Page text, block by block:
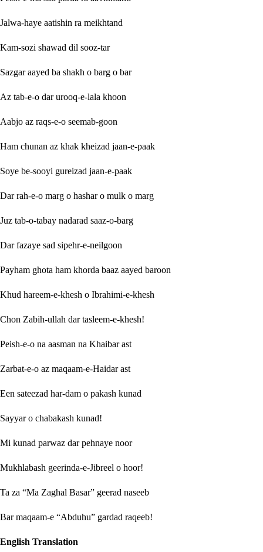
Jalwa-haye aatishin ra meikhtand
Kam-sozi shawad dil sooz-tar
Sazgar aayed ba shakh o barg o bar
Az tab-e-o dar urooq-e-lala khoon
Aabjo az raqs-e-o seemab-goon
Ham chunan az khak kheizad jaan-e-paak
Soye be-sooyi gureizad jaan-e-paak
Dar rah-e-o marg o hashar o mulk o marg
Juz tab-o-tabay nadarad saaz-o-barg
Dar fazaye sad sipehr-e-neilgoon
Payham ghota ham khorda baaz aayed baroon
Khud hareem-e-khesh o Ibrahimi-e-khesh
Chon Zabih-ullah dar tasleem-e-khesh!
Peish-e-o na aasman na Khaibar ast
Zarbat-e-o az maqaam-e-Haidar ast
Een sateezad har-dam o pakash kunad
Sayyar o chabakash kunad!
Mi kunad parwaz dar pehnaye noor
Mukhlabash geerinda-e-Jibreel o hoor!
Ta za “Ma Zaghal Basar” geerad naseeb
Bar maqaam-e “Abduhu” gardad raqeeb!
English Translation